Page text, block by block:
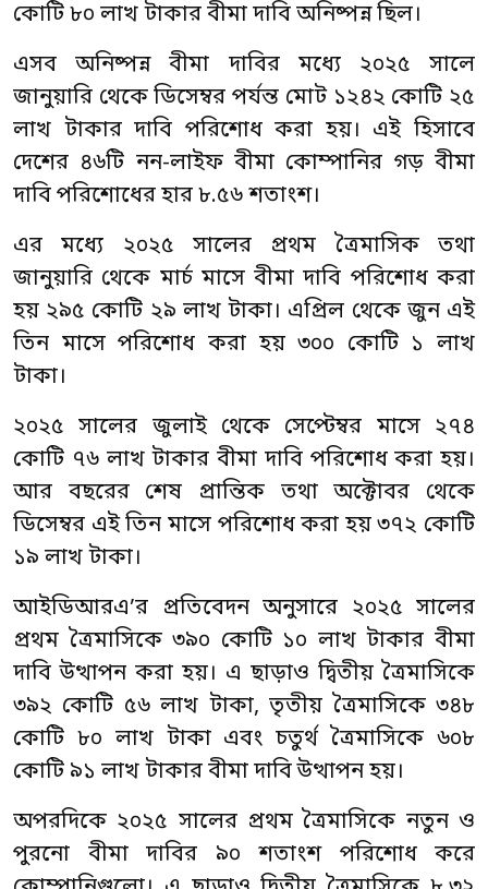
কোটি ৮০ লাখ টাকার বীমা দাবি অনিষ্পন্ন ছিল।
এসব অনিষ্পন্ন বীমা দাবির মধ্যে ২০২৫ সালে
জানুয়ারি থেকে ডিসেম্বর পর্যন্ত মোট ১২৪২ কোটি ২৫
লাখ টাকার দাবি পরিশোধ করা হয়। এই হিসাবে
দেশের ৪৬টি নন-লাইফ বীমা কোম্পানির গড় বীমা
দাবি পরিশোধের হার ৮.৫৬ শতাংশ।
এর মধ্যে ২০২৫ সালের প্রথম ত্রৈমাসিক তথা
জানুয়ারি থেকে মার্চ মাসে বীমা দাবি পরিশোধ করা
হয় ২৯৫ কোটি ২৯ লাখ টাকা। এপ্রিল থেকে জুন এই
তিন মাসে পরিশোধ করা হয় ৩০০ কোটি ১ লাখ
টাকা।
২০২৫ সালের জুলাই থেকে সেপ্টেম্বর মাসে ২৭৪
কোটি ৭৬ লাখ টাকার বীমা দাবি পরিশোধ করা হয়।
আর বছরের শেষ প্রান্তিক তথা অক্টোবর থেকে
ডিসেম্বর এই তিন মাসে পরিশোধ করা হয় ৩৭২ কোটি
১৯ লাখ টাকা।
আইডিআরএ’র প্রতিবেদন অনুসারে ২০২৫ সালের
প্রথম ত্রৈমাসিকে ৩৯০ কোটি ১০ লাখ টাকার বীমা
দাবি উত্থাপন করা হয়। এ ছাড়াও দ্বিতীয় ত্রৈমাসিকে
৩৯২ কোটি ৫৬ লাখ টাকা, তৃতীয় ত্রৈমাসিকে ৩৪৮
কোটি ৮০ লাখ টাকা এবং চতুর্থ ত্রৈমাসিকে ৬০৮
কোটি ৯১ লাখ টাকার বীমা দাবি উত্থাপন হয়।
অপরদিকে ২০২৫ সালের প্রথম ত্রৈমাসিকে নতুন ও
পুরনো বীমা দাবির ৯০ শতাংশ পরিশোধ করে